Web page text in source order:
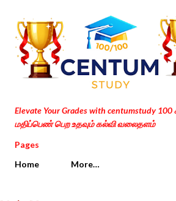
Skip to main
Elevate Your Grades with centumstudy 100
மதிப்பெண் பெற உதவும் கல்வி வலைதளம்
Pages
Home
More…